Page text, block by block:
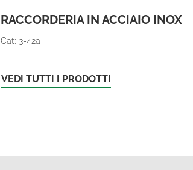
RACCORDERIA IN ACCIAIO INOX
Cat: 3-42a
VEDI TUTTI I PRODOTTI